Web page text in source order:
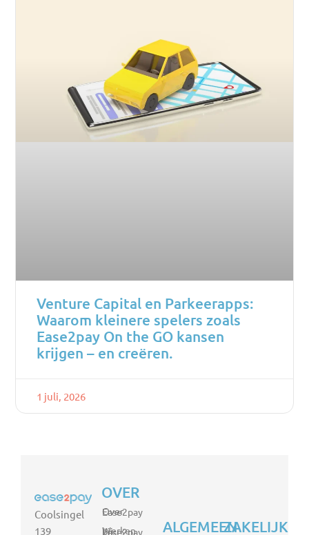
Venture Capital en Parkeerapps:
Waarom kleinere spelers zoals
Ease2pay On the GO kansen
krijgen – en creëren.
1 juli, 2026
Coolsingel
139
OVER
Over Ease2pay
Werken bij Ease2pay
ALGEMEENZAKELIJK